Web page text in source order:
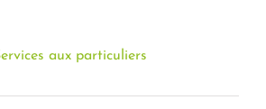
aux particuliers